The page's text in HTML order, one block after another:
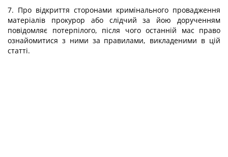
7. Про відкриття сторонами кримінального провадження
матеріалів прокурор або слідчий за йою дорученням
повідомляє потерпілого, після чого останній мас право
ознайомитися з ними за правилами, викладеними в цій
статті.